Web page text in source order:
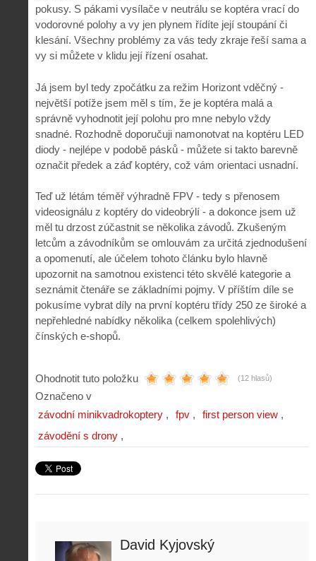
pokusy. S pákami vysílače v neutrálu se koptéra vrací do
vodorovné polohy a vy jen plynem řídíte její stoupání či
klesání. Všechny problémy za vás tedy zkraje řeší sama a
vy si můžete v klidu její řízení osahat.
Já jsem byl tedy zpočátku za režim Horizont vděčný -
největší potíže jsem měl s tím, že je koptéra malá a
správně vyhodnotit její polohu pro mne nebylo vždy
snadné. Rozhodně doporučuji namonotvat na koptéru LED
diody - nejlépe v podobě pásků - můžete si takto barevně
označit předek a záď koptéry, což vám orientaci usnadní.
Teď už létám téměř výhradně FPV - tedy s přenosem
videosignálu z koptéry do videobrýlí - a dokonce jsem už
měl tu drzost zúčastnit se několika závodů. Zkušeným
letcům a závodníkům se omlouvám za určitá zjednodušení
a opomenutí, ale účelem tohoto článku bylo hlavně
upozornit na samotnou existenci této skvělé kategorie a
seznámit čtenáře se základními pojmy. V příštím díle se
pokusíme vybrat díly na první koptéru třídy 250 ze široké a
nepřehledné nabídky několika (celkem spolehlivých)
čínských e-shopů.
Ohodnotit tuto položku (12 hlasů)
Označeno v
závodní minikvadrokoptery
fpv
first person view
závodění s drony
David Kyjovský